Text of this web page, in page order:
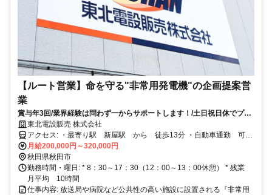
【ルート営業】命を守る"非常用発電機"の企画提案営
業
賞与年3回/業界経験は問わず一からサポートします！/土日祝日休でプラ
イベート充実
東北電設販売 株式会社
アクセス: ・最寄り駅 新屋駅 から 徒歩13分 ・自動車通勤 可
（無料駐車場あり）
月給200,000円～320,000円
秋田県秋田市
勤務時間・曜日: * 8：30～17：30（12：00～13：00休憩） * 残業
月平均 10時間
仕事内容: 放送局や病院など公共性の高い施設に設置される『非常用